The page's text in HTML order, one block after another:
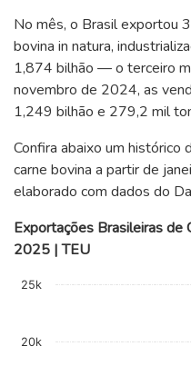
No mês, o Brasil exportou
bovina in natura,
1,874 bilhão — o terceiro
novembro de 2024, as
1,249 bilhão e 279,2 mil
Confira abaixo um histórico
carne bovina a partir de
elaborado com dados do
Exportações Brasileiras de
2025 | TEU
Chart
The chart has 1 Y axis
20k
25k